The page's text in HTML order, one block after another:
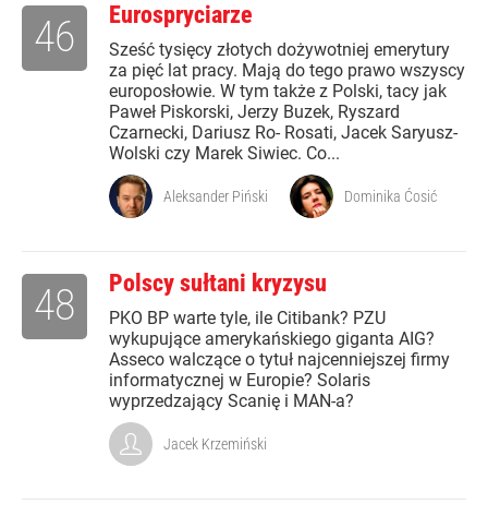
Eurospryciarze
Sześć tysięcy złotych dożywotniej emerytury
za pięć lat pracy. Mają do tego prawo wszyscy
europosłowie. W tym także z Polski, tacy jak
Paweł Piskorski, Jerzy Buzek, Ryszard
Czarnecki, Dariusz Ro- Rosati, Jacek Saryusz-
Wolski czy Marek Siwiec. Co...
46
Aleksander Piński Dominika Ćosić
Polscy sułtani kryzysu
PKO BP warte tyle, ile Citibank? PZU
wykupujące amerykańskiego giganta AIG?
Asseco walczące o tytuł najcenniejszej firmy
informatycznej w Europie? Solaris
wyprzedzający Scanię i MAN-a?
48
Jacek Krzemiński